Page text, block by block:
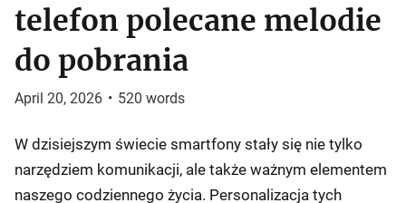
telefon polecane melodie
do pobrania
April 20, 2026 • 520 words
W dzisiejszym świecie smartfony stały się nie tylko
narzędziem komunikacji, ale także ważnym elementem
naszego codziennego życia. Personalizacja tych